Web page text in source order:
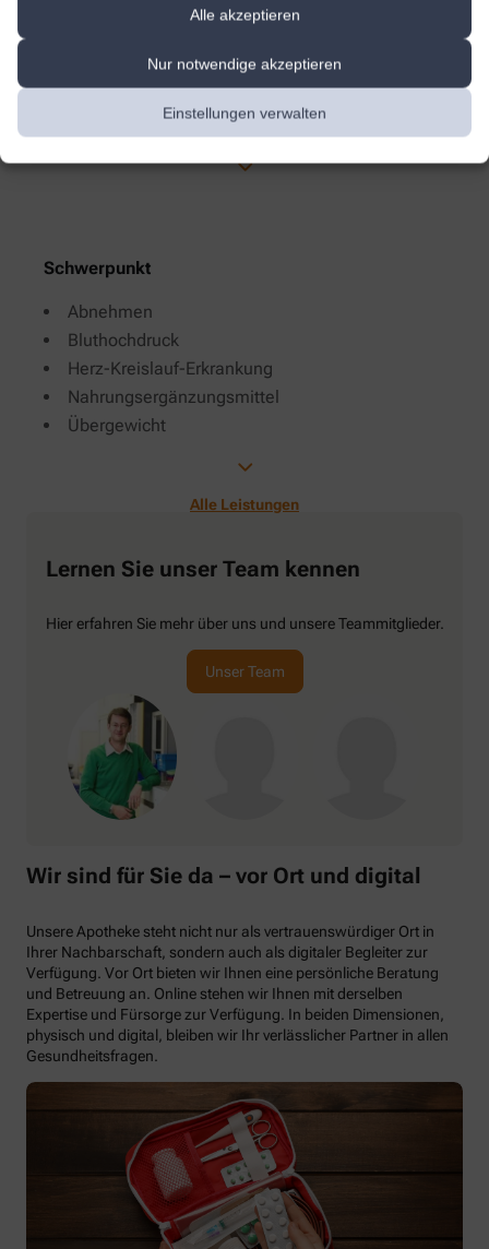
Alle akzeptieren
Nur notwendige akzeptieren
Einstellungen verwalten
Schwangerschaft
Polymedikation
Schwerpunkt
Abnehmen
Bluthochdruck
Herz-Kreislauf-Erkrankung
Nahrungsergänzungsmittel
Übergewicht
Alle Leistungen
Lernen Sie unser Team kennen
Hier erfahren Sie mehr über uns und unsere Teammitglieder.
Unser Team
Wir sind für Sie da – vor Ort und digital
Unsere Apotheke steht nicht nur als vertrauenswürdiger Ort in
Ihrer Nachbarschaft, sondern auch als digitaler Begleiter zur
Verfügung. Vor Ort bieten wir Ihnen eine persönliche Beratung
und Betreuung an. Online stehen wir Ihnen mit derselben
Expertise und Fürsorge zur Verfügung. In beiden Dimensionen,
physisch und digital, bleiben wir Ihr verlässlicher Partner in allen
Gesundheitsfragen.